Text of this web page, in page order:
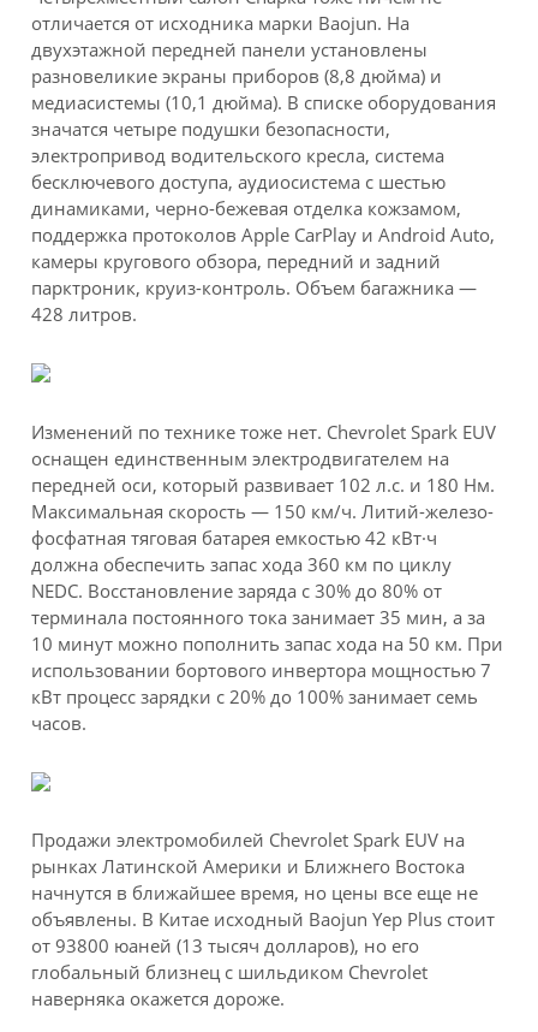
отличается от исходника марки Baojun. На
двухэтажной передней панели установлены
разновеликие экраны приборов (8,8 дюйма) и
медиасистемы (10,1 дюйма). В списке оборудования
значатся четыре подушки безопасности,
электропривод водительского кресла, система
бесключевого доступа, аудиосистема с шестью
динамиками, черно-бежевая отделка кожзамом,
поддержка протоколов Apple CarPlay и Android Auto,
камеры кругового обзора, передний и задний
парктроник, круиз-контроль. Объем багажника —
428 литров.
Изменений по технике тоже нет. Chevrolet Spark EUV
оснащен единственным электродвигателем на
передней оси, который развивает 102 л.с. и 180 Нм.
Максимальная скорость — 150 км/ч. Литий-железо-
фосфатная тяговая батарея емкостью 42 кВт·ч
должна обеспечить запас хода 360 км по циклу
NEDC. Восстановление заряда с 30% до 80% от
терминала постоянного тока занимает 35 мин, а за
10 минут можно пополнить запас хода на 50 км. При
использовании бортового инвертора мощностью 7
кВт процесс зарядки с 20% до 100% занимает семь
часов.
Продажи электромобилей Chevrolet Spark EUV на
рынках Латинской Америки и Ближнего Востока
начнутся в ближайшее время, но цены все еще не
объявлены. В Китае исходный Baojun Yep Plus стоит
от 93800 юаней (13 тысяч долларов), но его
глобальный близнец с шильдиком Chevrolet
наверняка окажется дороже.